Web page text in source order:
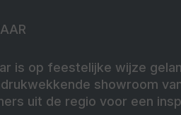
is op feestelijke wijze
showroom
uit de regio voor een